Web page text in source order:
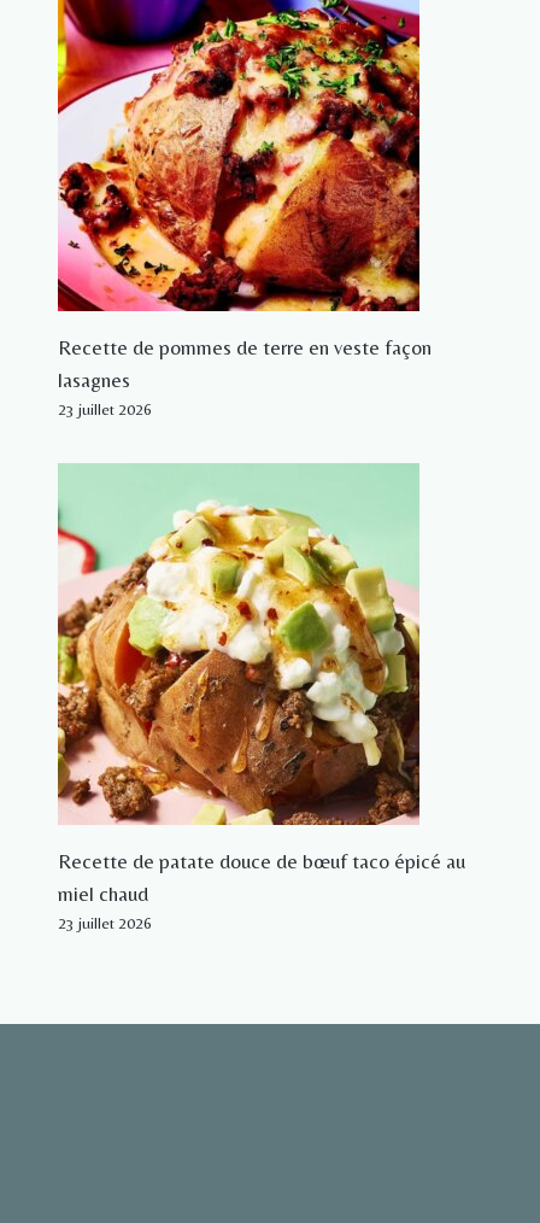
Recette de pommes de terre en veste façon
lasagnes
23 juillet 2026
Recette de patate douce de bœuf taco épicé au
miel chaud
23 juillet 2026